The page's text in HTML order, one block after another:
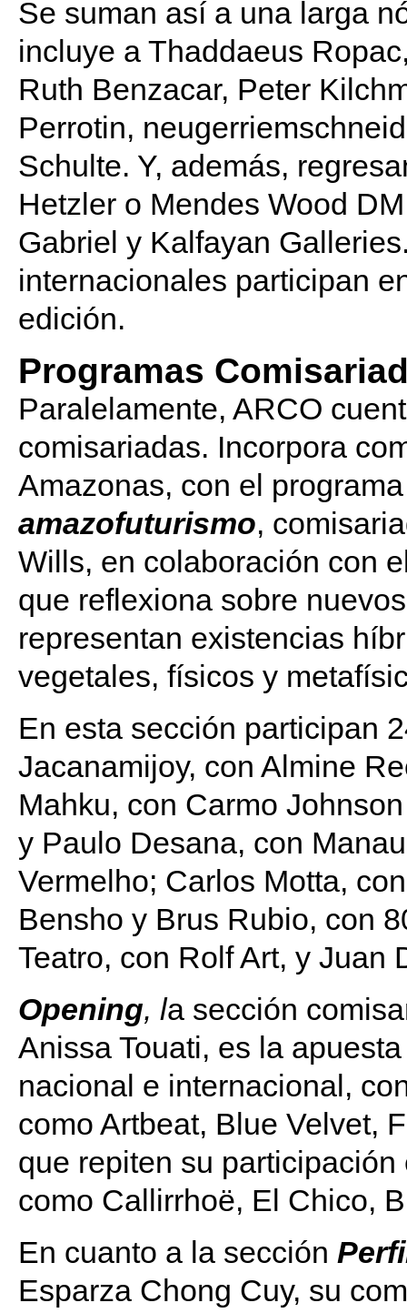
Se suman así a una larga
incluye a Thaddaeus
Ruth Benzacar, Peter
Perrotin,
Schulte. Y, además,
Hetzler o Mendes Wood
Gabriel y Kalfayan
internacionales participan
edición.
Programas
Paralelamente, ARCO
comisariadas. Incorpora
Amazonas, con el
amazofuturismo,
Wills, en colaboración con
que reflexiona sobre
representan existencias
vegetales, físicos y
En esta sección participan
Jacanamijoy, con Almine
Mahku, con Carmo
y Paulo Desana, con
Vermelho; Carlos Motta,
Bensho y Brus Rubio, con
Teatro, con Rolf Art, y Juan
Opening, la sección
Anissa Touati, es la
nacional e internacional,
como Artbeat, Blue Velvet,
que repiten su
como Callirrhoë, El Chico,
En cuanto a la sección
Esparza Chong Cuy, su